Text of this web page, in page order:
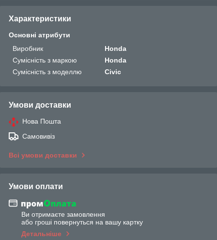
Характеристики
Основні атрибути
Виробник
Honda
Сумісність з маркою
Honda
Сумісність з моделлю
Civic
Умови доставки
Нова Пошта
Самовивіз
Всі умови доставки
Умови оплати
Ви отримаєте замовлення
або гроші повернуться на вашу картку
Детальніше